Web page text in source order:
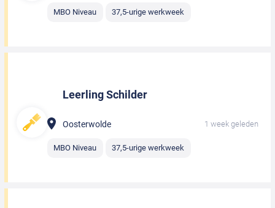
MBO Niveau 37,5-urige werkweek
Leerling Schilder
Oosterwolde 1 week geleden
MBO Niveau 37,5-urige werkweek